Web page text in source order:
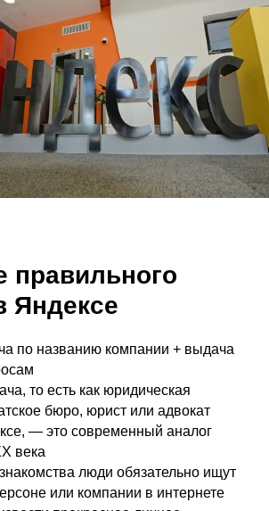
правильного
Яндексе
по названию компании + выдача
то есть как юридическая
бюро, юрист или адвокат
— это современный аналог
века
люди обязательно ищут
или компании в интернете